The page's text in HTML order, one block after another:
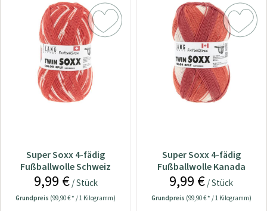
Super Soxx 4-fädig
Fußballwolle Schweiz
9,99 €/ Stück
Grundpreis (99,90 € * / 1 Kilogramm)
Super Soxx 4-fädig
Fußballwolle Kanada
9,99 € / Stück
Grundpreis (99,90 € * / 1 Kilogramm)